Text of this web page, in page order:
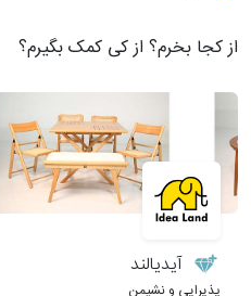
از کجا بخرم؟ از کی کمک بگیرم؟
آیدیالند
پذیرایی و نشیمن